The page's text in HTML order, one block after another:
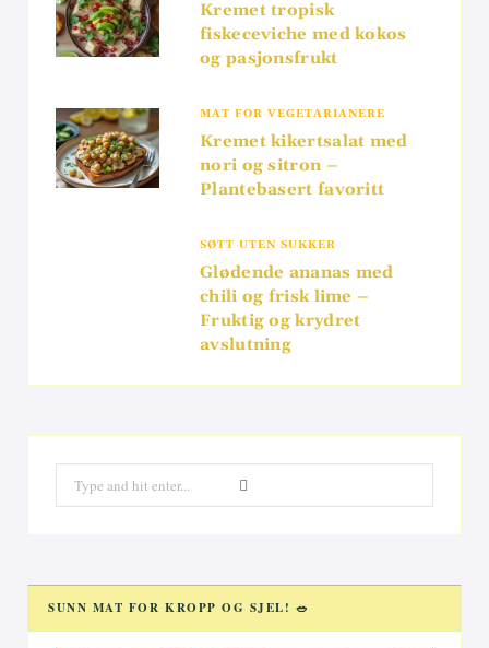
Kremet tropisk
fiskeceviche med kokos
og pasjonsfrukt
MAT FOR VEGETARIANERE
Kremet kikertsalat med
nori og sitron –
Plantebasert favoritt
SØTT UTEN SUKKER
Glødende ananas med
chili og frisk lime –
Fruktig og krydret
avslutning
for:
SUNN MAT FOR KROPP OG SJEL! 🥗